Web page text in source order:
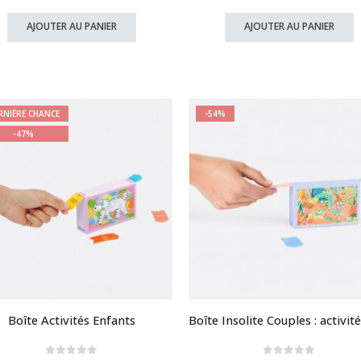
initial
était :
actuel
est :
AJOUTER AU PANIER
initial
était :
actuel
est :
AJOUTER AU PANIER
CHANCE
-47%
Boîte Activités Enfants
-54%